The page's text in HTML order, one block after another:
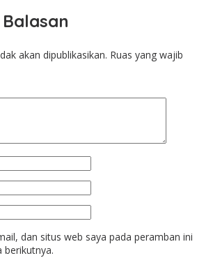
akan dipublikasikan. Ruas yang wajib
dan situs web saya pada peramban ini
berikutnya.